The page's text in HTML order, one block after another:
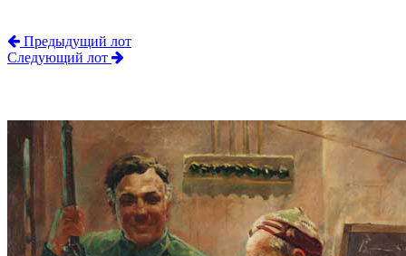
Предыдущий лот
Следующий лот